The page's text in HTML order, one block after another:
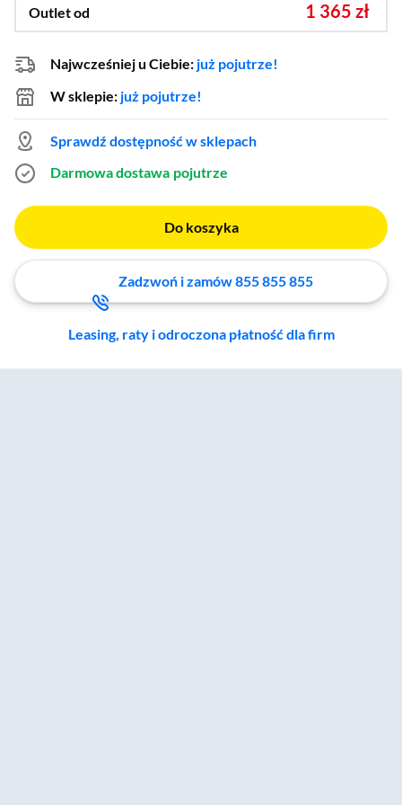
Outlet od 1 365 zł
Najwcześniej u Ciebie: już pojutrze!
W sklepie: już pojutrze!
Sprawdź dostępność w sklepach
Darmowa dostawa pojutrze
Do koszyka
Zadzwoń i zamów 855 855 855
Leasing, raty i odroczona płatność dla firm